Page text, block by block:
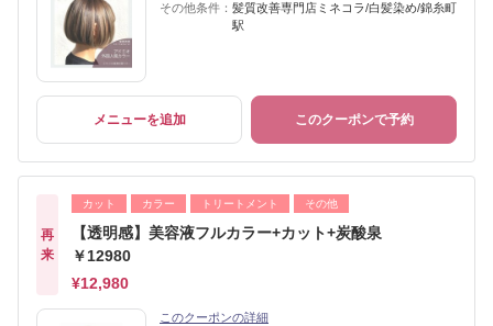
その他条件： 髪質改善専門店ミネコラ/白髪染め/錦糸町
駅
メニューを追加 このクーポンで予約
再
来
カット カラー トリートメント その他
【透明感】美容液フルカラー+カット+炭酸泉
￥12980
¥12,980
このクーポンの詳細